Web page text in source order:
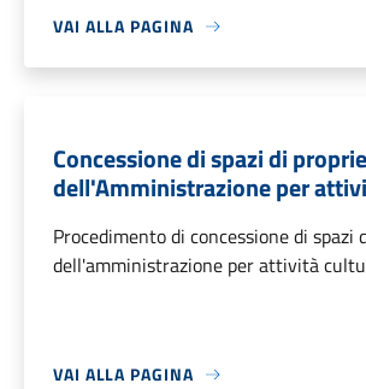
VAI ALLA PAGINA
Concessione di spazi di
dell'Amministrazione per
Procedimento di concessione di spazi
dell'amministrazione per attività
VAI ALLA PAGINA